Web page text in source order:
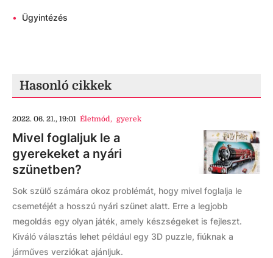
• Ügyintézés
Hasonló cikkek
2022. 06. 21., 19:01 Életmód, gyerek
Mivel foglaljuk le a
gyerekeket a nyári
szünetben?
Sok szülő számára okoz problémát, hogy mivel foglalja le
csemetéjét a hosszú nyári szünet alatt. Erre a legjobb
megoldás egy olyan játék, amely készségeket is fejleszt.
Kiváló választás lehet például egy 3D puzzle, fiúknak a
járműves verziókat ajánljuk.